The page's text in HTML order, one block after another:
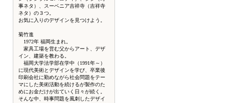
事ネタ）、スーベニア吉祥寺（吉祥寺
ネタ）の３つ。
お気に入りのデザインを見つけよう。
菊竹進
1972年 福岡生まれ。
家具工場を営む父からアート、デザ
イン、建築を教わる。
福岡大学法学部在学中（1991年～）
に現代美術とデザインを学び、卒業後
印刷会社に勤めながら社会問題をテー
マにした美術活動を続けるが製作のた
めにお金だけが出ていく日々が続く。
そんな中、時事問題を風刺したデザイ